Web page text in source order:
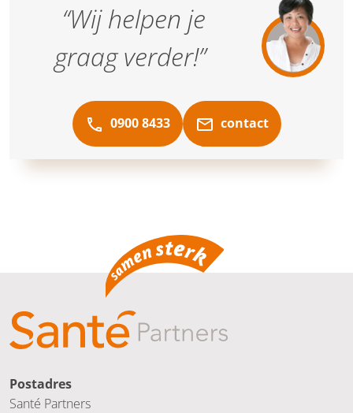
“Wij helpen je
graag verder!”
0900 8433 contact
Postadres
Santé Partners